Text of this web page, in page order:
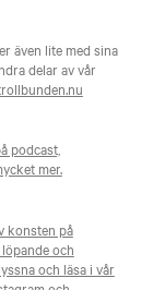
även lite med sina
delar av vår
podcast,
mer.
konsten på
och
och läsa i vår